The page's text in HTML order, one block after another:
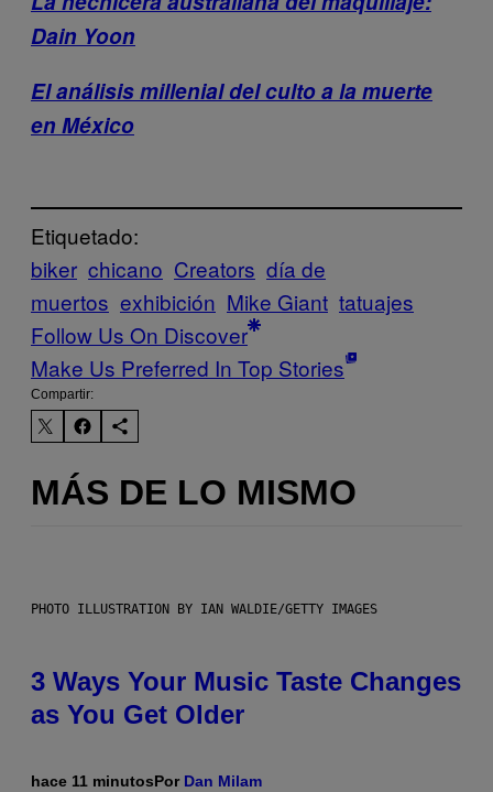
Dain Yoon
El análisis millenial del culto a la muerte
en México
Etiquetado:
biker chicano Creators día de
muertos exhibición Mike Giant tatuajes
Follow Us On Discover
Make Us Preferred In Top Stories
Compartir:
MÁS DE LO MISMO
PHOTO ILLUSTRATION BY IAN WALDIE/GETTY IMAGES
3 Ways Your Music Taste Changes
as You Get Older
hace 11 minutosPor Dan Milam